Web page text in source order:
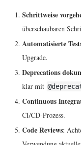
Schrittweise
überschaubaren
Automatisierte
Upgrade.
Deprecations
klar mit
Continuous
CI/CD-Prozess.
Code Reviews: